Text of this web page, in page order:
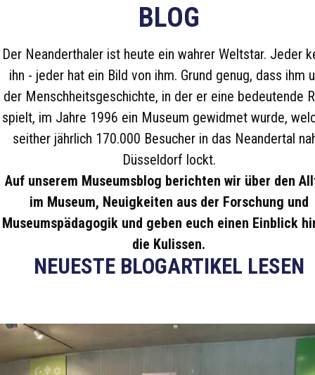
BLOG
Der Neanderthaler ist heute ein wahrer Weltstar. Jeder
ihn - jeder hat ein Bild von ihm. Grund genug, dass ihm
der Menschheitsgeschichte, in der er eine bedeutende
spielt, im Jahre 1996 ein Museum gewidmet wurde,
seither jährlich 170.000 Besucher in das Neandertal
Düsseldorf lockt.
Auf unserem Museumsblog berichten wir über den
im Museum, Neuigkeiten aus der Forschung und
Museumspädagogik und geben euch einen Einblick
die Kulissen.
NEUESTE BLOGARTIKEL LESEN